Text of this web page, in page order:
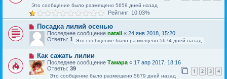
Это сообщение было размещено 5659 дней назад
Рейтинг: 10.03%
Посадка лилий осенью
Последнее сообщение natali « 24 янв 2018, 15:20
Ответы: 1 Это сообщение было размещено 5674 дней назад
Как сажать лилии
Последнее сообщение Тамара « 17 апр 2017, 18:16
Ответы: 39 1 2 3 4
Это сообщение было размещено 5679 дней назад